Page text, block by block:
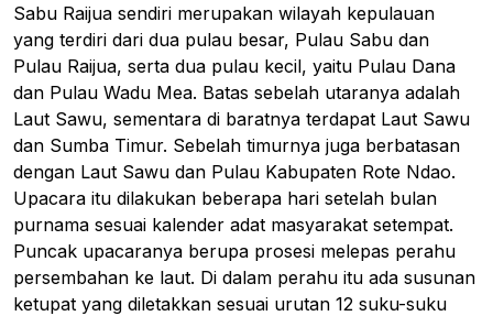
Sabu Raijua sendiri merupakan wilayah kepulauan
yang terdiri dari dua pulau besar, Pulau Sabu dan
Pulau Raijua, serta dua pulau kecil, yaitu Pulau Dana
dan Pulau Wadu Mea. Batas sebelah utaranya adalah
Laut Sawu, sementara di baratnya terdapat Laut Sawu
dan Sumba Timur. Sebelah timurnya juga berbatasan
dengan Laut Sawu dan Pulau Kabupaten Rote Ndao.
Upacara itu dilakukan beberapa hari setelah bulan
purnama sesuai kalender adat masyarakat setempat.
Puncak upacaranya berupa prosesi melepas perahu
persembahan ke laut. Di dalam perahu itu ada susunan
ketupat yang diletakkan sesuai urutan 12 suku-suku